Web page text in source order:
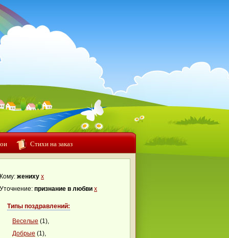
Стихи на заказ
Кому: жениху x
Уточнение: признание в любви x
Типы поздравлений:
Веселые (1),
Добрые (1),